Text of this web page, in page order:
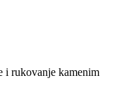
i rukovanje kamenim